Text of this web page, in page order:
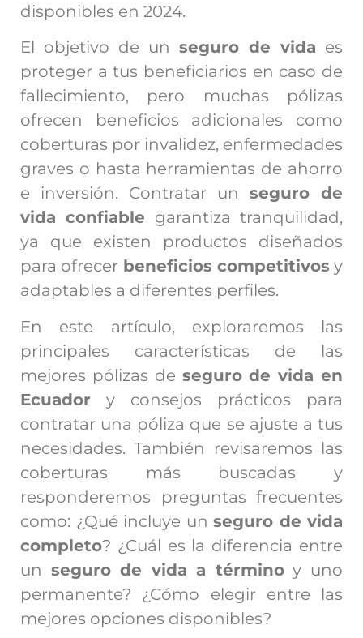
disponibles en 2024.
El objetivo de un seguro de vida es
proteger a tus beneficiarios en caso de
fallecimiento, pero muchas pólizas
ofrecen beneficios adicionales como
coberturas por invalidez, enfermedades
graves o hasta herramientas de ahorro
e inversión. Contratar un seguro de
vida confiable garantiza tranquilidad,
ya que existen productos diseñados
para ofrecer beneficios competitivos y
adaptables a diferentes perfiles.
En este artículo, exploraremos las
principales características de las
mejores pólizas de seguro de vida en
Ecuador y consejos prácticos para
contratar una póliza que se ajuste a tus
necesidades. También revisaremos las
coberturas más buscadas y
responderemos preguntas frecuentes
como: ¿Qué incluye un seguro de vida
completo? ¿Cuál es la diferencia entre
un seguro de vida a términoy uno
permanente? ¿Cómo elegir entre las
mejores opciones disponibles?